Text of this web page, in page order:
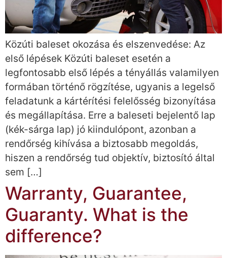
Közúti baleset okozása és elszenvedése: Az
első lépések Közúti baleset esetén a
legfontosabb első lépés a tényállás valamilyen
formában történő rögzítése, ugyanis a legelső
feladatunk a kártérítési felelősség bizonyítása
és megállapítása. Erre a baleseti bejelentő lap
(kék-sárga lap) jó kiindulópont, azonban a
rendőrség kihívása a biztosabb megoldás,
hiszen a rendőrség tud objektív, biztosító által
sem […]
Warranty, Guarantee,
Guaranty. What is the
difference?